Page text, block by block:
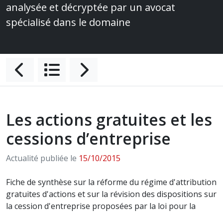
analysée et décryptée par un avocat
spécialisé dans le domaine
Les actions gratuites et les
cessions d’entreprise
Actualité publiée le 15/10/2015
Fiche de synthèse sur la réforme du régime d'attribution
gratuites d'actions et sur la révision des dispositions sur
la cession d'entreprise proposées par la loi pour la